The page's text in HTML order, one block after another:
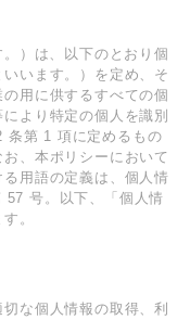
）は、以下のとおり個
います。）を定め、そ
⽤に供するすべての個
より特定の個⼈を識別
条第 1 項に定めるもの
、本ポリシーにおいて
⽤語の定義は、個⼈情
号。以下、「個⼈情
。
な個⼈情報の取得、利